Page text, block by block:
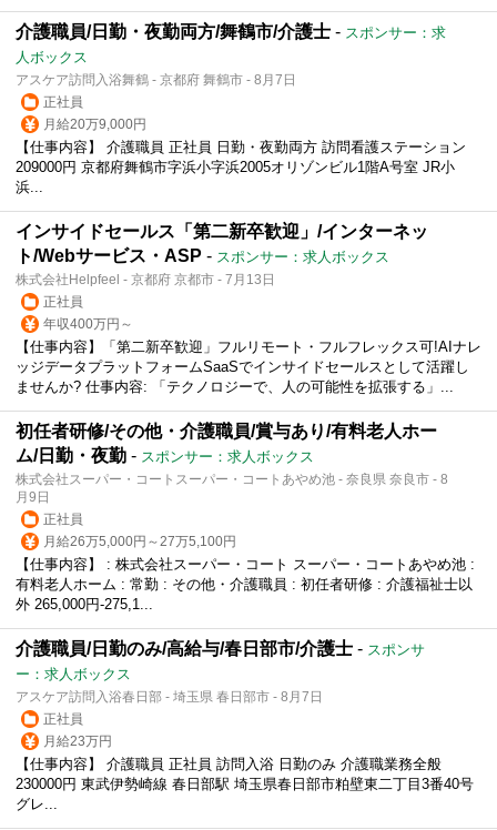
介護職員/日勤・夜勤両方/舞鶴市/介護士 - スポンサー：求
人ボックス
アスケア訪問入浴舞鶴 - 京都府 舞鶴市 - 8月7日
正社員
月給20万9,000円
【仕事内容】 介護職員 正社員 日勤・夜勤両方 訪問看護ステーション
209000円 京都府舞鶴市字浜小字浜2005オリゾンビル1階A号室 JR小
浜...
インサイドセールス「第二新卒歓迎」/インターネッ
ト/Webサービス・ASP - スポンサー：求人ボックス
株式会社Helpfeel - 京都府 京都市 - 7月13日
正社員
年収400万円～
【仕事内容】「第二新卒歓迎」フルリモート・フルフレックス可!AIナレ
ッジデータプラットフォームSaaSでインサイドセールスとして活躍し
ませんか? 仕事内容: 「テクノロジーで、人の可能性を拡張する」...
初任者研修/その他・介護職員/賞与あり/有料老人ホー
ム/日勤・夜勤 - スポンサー：求人ボックス
株式会社スーパー・コートスーパー・コートあやめ池 - 奈良県 奈良市 - 8
月9日
正社員
月給26万5,000円～27万5,100円
【仕事内容】 : 株式会社スーパー・コート スーパー・コートあやめ池 :
有料老人ホーム : 常勤 : その他・介護職員 : 初任者研修 : 介護福祉士以
外 265,000円-275,1...
介護職員/日勤のみ/高給与/春日部市/介護士 - スポンサ
ー：求人ボックス
アスケア訪問入浴春日部 - 埼玉県 春日部市 - 8月7日
正社員
月給23万円
【仕事内容】 介護職員 正社員 訪問入浴 日勤のみ 介護職業務全般
230000円 東武伊勢崎線 春日部駅 埼玉県春日部市粕壁東二丁目3番40号
グレ...